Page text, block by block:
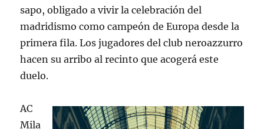
sapo, obligado a vivir la celebración del
madridismo como campeón de Europa desde la
primera fila. Los jugadores del club neroazzurro
hacen su arribo al recinto que acogerá este
duelo.
AC
Mila